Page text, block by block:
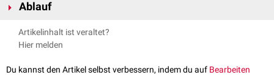
weit, dass der genetische Code nicht mehr ablesbar ist. Dadurch bildet
Die verdoppelten Zentrosomen
Seiten des Zellkerns, während die
Ablauf
Die Prophase I der Meiose wird weiter in 5 Phasen unterteilt:
Leptotän
Pachytän
Artikelinhalt ist veraltet?
Hier melden
Du kannst den Artikel selbst verbessern, indem du auf Bearbeiten